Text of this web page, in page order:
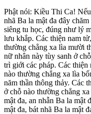
Phật nói: Kiều Thi Ca!
nhã Ba la mật đa đây
siêng tu học, đúng như lý
lưu khắp. Các thiện nam
thường chẳng xa lìa mười
nữ nhân này tùy sanh ở
trì giới các pháp. Các
nào thường chẳng xa lìa
năm thần thông thảy. Các
ở chỗ nào thường chẳng
mật đa, an nhẫn Ba la mật
mật đa, bát nhã Ba la mật